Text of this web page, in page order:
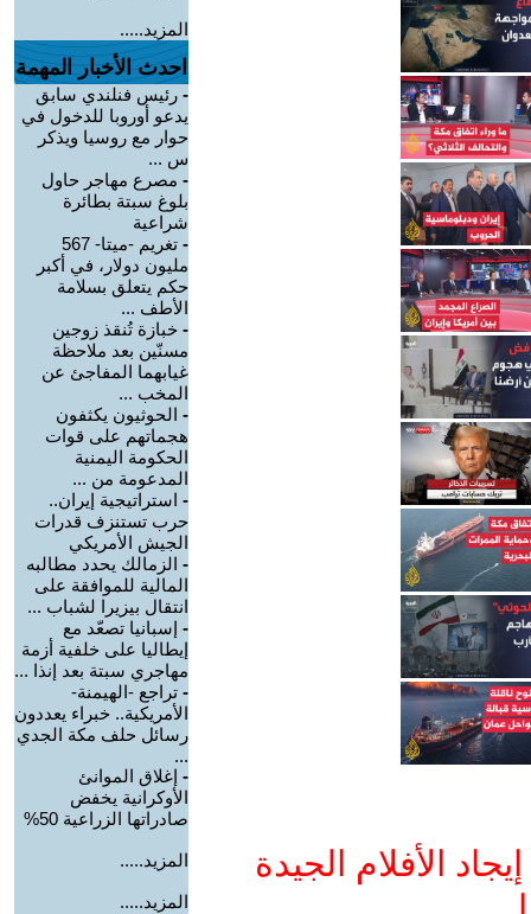
الأفلام الجيدة
المزيد.....
احدث الأخبار المهمة
- رئيس فنلندي سابق
يدعو أوروبا للدخول في
حوار مع روسيا ويذكر
س ...
- مصرع مهاجر حاول
بلوغ سبتة بطائرة
شراعية
-
تغريم -ميتا- 567
مليون دولار، في أكبر
حكم يتعلق بسلامة
الأطف ...
- خبازة تُنقذ زوجين
مسنّين بعد ملاحظة
غيابهما المفاجئ عن
المخب ...
- الحوثيون يكثفون
هجماتهم على قوات
الحكومة اليمنية
المدعومة من ...
- استراتيجية إيران..
حرب تستنزف قدرات
الجيش الأمريكي
- الزمالك يحدد مطالبه
المالية للموافقة على
انتقال بيزيرا لشباب ...
- إسبانيا تصعّد مع
إيطاليا على خلفية أزمة
مهاجري سبتة بعد إنذا ...
- تراجع -الهيمنة-
الأمريكية.. خبراء يعددون
رسائل حلف مكة الجدي
...
- إغلاق الموانئ
الأوكرانية يخفض
صادراتها الزراعية 50%
المزيد.....
المزيد.....